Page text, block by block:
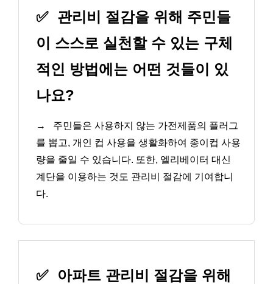
✅ 관리비 절감을 위해 주민들
이 스스로 실천할 수 있는 구체
적인 방법에는 어떤 것들이 있
나요?
→
주민들은 사용하지 않는 가전제품의 플러그
를 뽑고, 개인 컵 사용을 생활화하여 종이컵 사용
량을 줄일 수 있습니다. 또한, 엘리베이터 대신
계단을 이용하는 것도 관리비 절감에 기여합니
다.
✅
아파트 관리비 절감을 위해